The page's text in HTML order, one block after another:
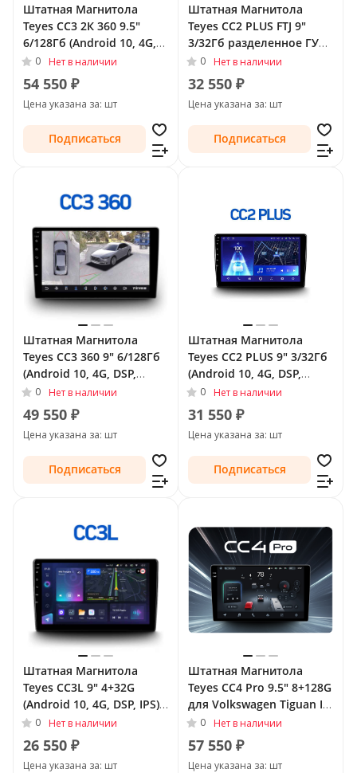
Штатная Магнитола
Teyes CC3 2К 360 9.5"
6/128Гб (Android 10, 4G,
DSP, QLed) - круговой
обзор для Volkswagen
Tiguan I Рестайлинг 2011
- 2018 Тип-F2
0 Нет в наличии
54 550 ₽
Цена указана за: шт
Подписаться
Штатная Магнитола
Teyes CC2 PLUS FTJ 9"
3/32Гб разделенное ГУ
(Android 10, 4G, DSP,
QLed) для Volkswagen
Tiguan I Рестайлинг 2011
- 2018 Тип-F2
0 Нет в наличии
32 550 ₽
Цена указана за: шт
Подписаться
Штатная Магнитола
Teyes CC3 360 9" 6/128Гб
(Android 10, 4G, DSP,
QLed) - круговой обзор
для Volkswagen Tiguan I
Рестайлинг 2011 - 2018
Тип-F2
0 Нет в наличии
49 550 ₽
Цена указана за: шт
Подписаться
Штатная Магнитола
Teyes CC2 PLUS 9" 3/32Гб
(Android 10, 4G, DSP,
QLed) для Volkswagen
Tiguan I Рестайлинг 2011
- 2018 Тип-F2
0 Нет в наличии
31 550 ₽
Цена указана за: шт
Подписаться
Штатная Магнитола
Teyes CC3L 9" 4+32G
(Android 10, 4G, DSP, IPS)
для Volkswagen Tiguan I
Рестайлинг 2011 - 2018
Тип-F2
0 Нет в наличии
26 550 ₽
Цена указана за: шт
Штатная Магнитола
Teyes CC4 Pro 9.5" 8+128G
для Volkswagen Tiguan I
Рестайлинг 2011 - 2018
Тип-F2
0 Нет в наличии
57 550 ₽
Цена указана за: шт